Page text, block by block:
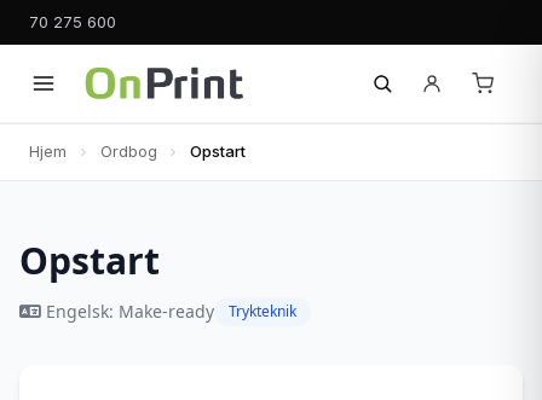
70 275 600
Hjem Ordbog Opstart
Opstart
Engelsk: Make-ready Trykteknik